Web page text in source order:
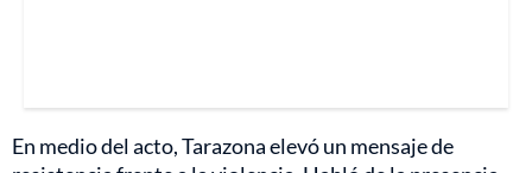
En medio del acto, Tarazona elevó un mensaje de